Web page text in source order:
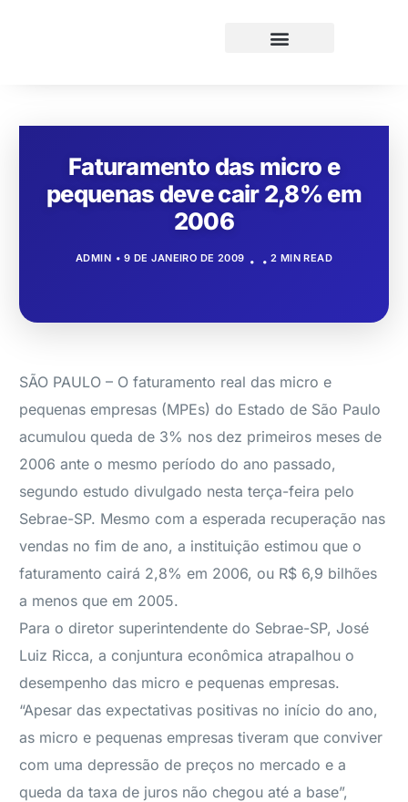
Faturamento das micro e
pequenas deve cair 2,8% em
2006
ADMIN 9 DE JANEIRO DE 2009 2 MIN READ
SÃO PAULO – O faturamento real das micro e
pequenas empresas (MPEs) do Estado de São Paulo
acumulou queda de 3% nos dez primeiros meses de
2006 ante o mesmo período do ano passado,
segundo estudo divulgado nesta terça-feira pelo
Sebrae-SP. Mesmo com a esperada recuperação nas
vendas no fim de ano, a instituição estimou que o
faturamento cairá 2,8% em 2006, ou R$ 6,9 bilhões
a menos que em 2005.
Para o diretor superintendente do Sebrae-SP, José
Luiz Ricca, a conjuntura econômica atrapalhou o
desempenho das micro e pequenas empresas.
“Apesar das expectativas positivas no início do ano,
as micro e pequenas empresas tiveram que conviver
com uma depressão de preços no mercado e a
queda da taxa de juros não chegou até a base”,